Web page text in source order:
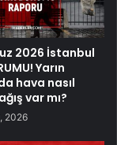
2026 İstanbul
Yarın
hava nasıl
var mı?
2026